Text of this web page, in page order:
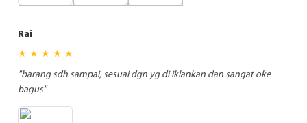
Rai
★ ★ ★ ★ ★
"barang sdh sampai, sesuai dgn yg di iklankan dan sangat oke
bagus"